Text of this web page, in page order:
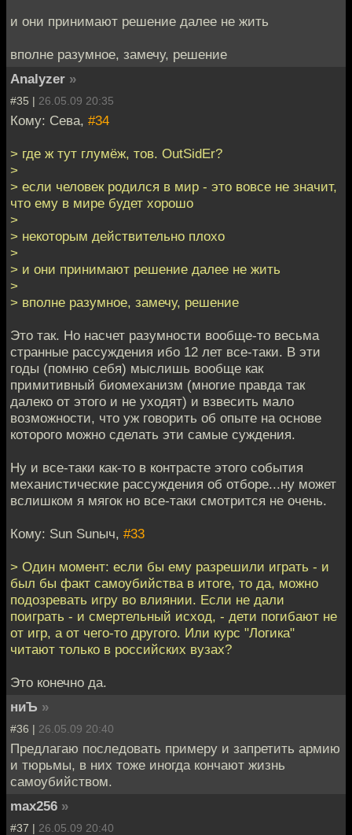
и они принимают решение далее не жить
вполне разумное, замечу, решение
Analyzer »
#35 | 26.05.09 20:35
Кому: Сева, #34
> где ж тут глумёж, тов. OutSidEr?
>
> если человек родился в мир - это вовсе не значит,
что ему в мире будет хорошо
>
> некоторым действительно плохо
>
> и они принимают решение далее не жить
>
> вполне разумное, замечу, решение
Это так. Но насчет разумности вообще-то весьма
странные рассуждения ибо 12 лет все-таки. В эти
годы (помню себя) мыслишь вообще как
примитивный биомеханизм (многие правда так
далеко от этого и не уходят) и взвесить мало
возможности, что уж говорить об опыте на основе
которого можно сделать эти самые суждения.
Ну и все-таки как-то в контрасте этого события
механистические рассуждения об отборе...ну может
вслишком я мягок но все-таки смотрится не очень.
Кому: Sun Sunыч, #33
> Один момент: если бы ему разрешили играть - и
был бы факт самоубийства в итоге, то да, можно
подозревать игру во влиянии. Если не дали
поиграть - и смертельный исход, - дети погибают не
от игр, а от чего-то другого. Или курс "Логика"
читают только в российских вузах?
Это конечно да.
ниЪ »
#36 | 26.05.09 20:40
Предлагаю последовать примеру и запретить армию
и тюрьмы, в них тоже иногда кончают жизнь
самоубийством.
max256 »
#37 | 26.05.09 20:40